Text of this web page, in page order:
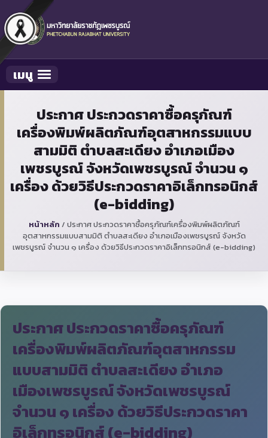
Toggle navigation
เมนู
ประกาศ ประกวดราคาซื้อครุภัณฑ์
เครื่องพิมพ์ผลิตภัณฑ์อุตสาหกรรมแบบ
สามมิติ ตำบลสะเดียง อำเภอเมือง
เพชรบูรณ์ จังหวัดเพชรบูรณ์ จำนวน ๑
เครื่อง ด้วยวิธีประกวดราคาอิเล็กทรอนิกส์
(e-bidding)
หน้าหลัก / ประกาศ ประกวดราคาซื้อครุภัณฑ์เครื่องพิมพ์ผลิตภัณฑ์
อุตสาหกรรมแบบสามมิติ ตำบลสะเดียง อำเภอเมืองเพชรบูรณ์ จังหวัด
เพชรบูรณ์ จำนวน ๑ เครื่อง ด้วยวิธีประกวดราคาอิเล็กทรอนิกส์ (e-bidding)
ประกาศ ประกวดราคาซื้อครุภัณฑ์
เครื่องพิมพ์ผลิตภัณฑ์อุตสาหกรรม
แบบสามมิติ ตำบลสะเดียง อำเภอ
เมืองเพชรบูรณ์ จังหวัดเพชรบูรณ์
จำนวน ๑ เครื่อง ด้วยวิธีประกวดราคา
อิเล็กทรอนิกส์ (e-bidding)